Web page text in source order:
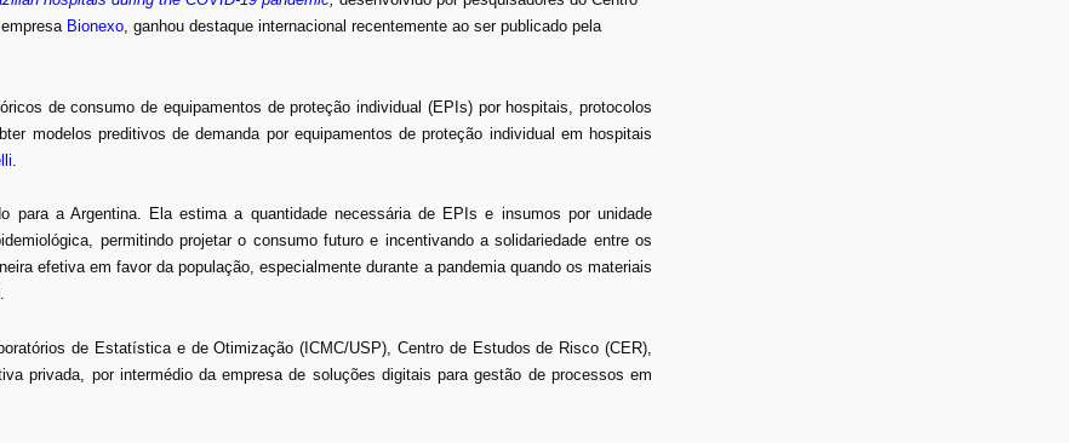
Bionexo, ganhou destaque internacional recentemente ao ser publicado pela
de consumo de equipamentos de proteção individual (EPIs) por hospitais, protocolos
modelos preditivos de demanda por equipamentos de proteção individual em hospitais
i
a Argentina. Ela estima a quantidade necessária de EPIs e insumos por unidade
permitindo projetar o consumo futuro e incentivando a solidariedade entre os
efetiva em favor da população, especialmente durante a pandemia quando os materiais
de Estatística e de Otimização (ICMC/USP), Centro de Estudos de Risco (CER),
privada, por intermédio da empresa de soluções digitais para gestão de processos em